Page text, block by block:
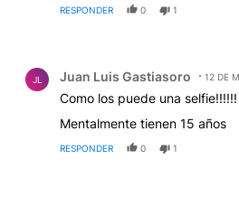
RESPONDER 0 1
JL Juan Luis Gastiasoro 12 DE
Como los puede una selfie!!!!!!
Mentalmente tienen 15 años
RESPONDER 0 1